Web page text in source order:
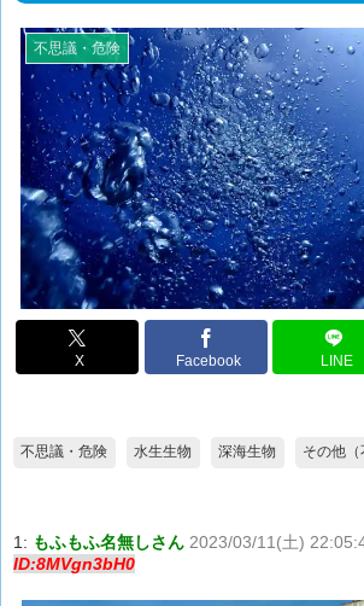
不思議・危険
X Facebook LINE
不思議・危険 水生生物 深海生物 その他（
1: もふもふ名無しさん 2023/03/11(土)
ID:8MVgn3bH0